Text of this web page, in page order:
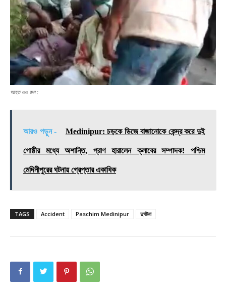
আহত ৩৩ জন :
আরও পড়ুন - Medinipur: চড়কে ডিজে বাজানোকে কেন্দ্র করে দুই
গোষ্ঠীর মধ্যে অশান্তি, প্রাণ হারালেন ক্লাবের সম্পাদক! পশ্চিম
মেদিনীপুরের ঘটনায় গ্রেপ্তার একাধিক
TAGS Accident Paschim Medinipur দুর্ঘটনা